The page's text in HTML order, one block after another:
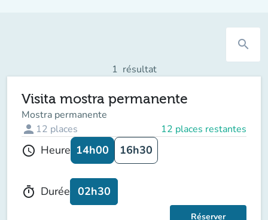
search
1 résultat
Visita mostra permanente
Mostra permanente
person 12 places 12 places restantes
schedule Heure 14h00 16h30
timer Durée 02h30
Réserver